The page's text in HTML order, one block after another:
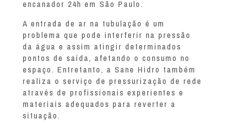
encanador 24h em São Paulo.
A entrada de ar na tubulação é um
problema que pode interferir na pressão
da água e assim atingir determinados
pontos de saída, afetando o consumo no
espaço. Entretanto, a Sane Hidro também
realiza o serviço de pressurização de rede
através de profissionais experientes e
materiais adequados para reverter a
situação.